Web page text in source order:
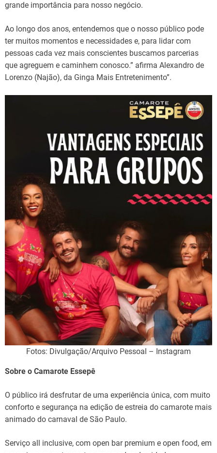
grande importância para nosso negócio.
Ao longo dos anos, entendemos que o nosso público pode
ter muitos momentos e necessidades e, para lidar com
pessoas cada vez mais conscientes buscamos parcerias
que agreguem e caminhem conosco.” afirma Alexandro de
Lorenzo (Najão), da Ginga Mais Entretenimento”.
Fotos: Divulgação/Arquivo Pessoal – Instagram
Sobre o Camarote Essepê
O público irá desfrutar de uma experiência única, com muito
conforto e segurança na edição de estreia do camarote mais
animado do carnaval de São Paulo.
Serviço all inclusive, com open bar premium e open food, em